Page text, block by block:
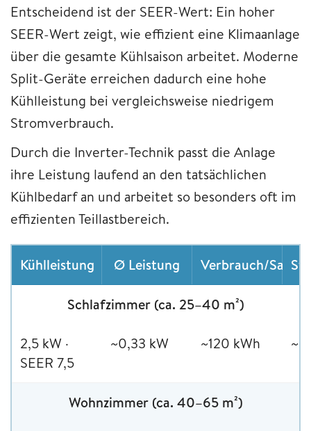
Entscheidend ist der SEER-Wert: Ein hoher
SEER-Wert zeigt, wie effizient eine Klimaanlage
über die gesamte Kühlsaison arbeitet. Moderne
Split-Geräte erreichen dadurch eine hohe
Kühlleistung bei vergleichsweise niedrigem
Stromverbrauch.
Durch die Inverter-Technik passt die Anlage
ihre Leistung laufend an den tatsächlichen
Kühlbedarf an und arbeitet so besonders oft im
effizienten Teillastbereich.
Kühlleistung Ø Leistung Verbrauch/Saison
Schlafzimmer (ca. 25–40 m²)
2,5 kW ·
SEER 7,5
~0,33 kW ~120 kWh
Wohnzimmer (ca. 40–65 m²)